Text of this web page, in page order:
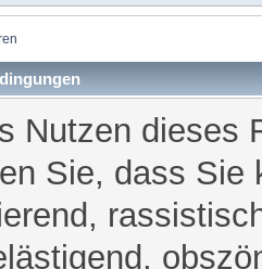
Nutzen dieses
Sie, dass Sie